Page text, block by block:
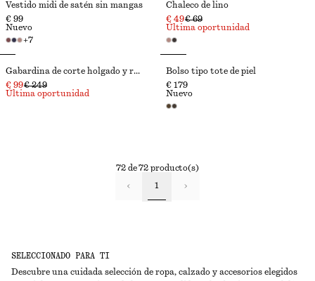
SELECCIONADO PARA TI
Descubre una cuidada selección de ropa, calzado y accesorios elegidos
Vestido midi de satén sin mangas
€ 99
+7
Nuevo
Chaleco de lino
€ 49€ 69
Última oportunidad
Gabardina de corte holgado y raya diplomática
€ 99€ 249
Última oportunidad
Bolso tipo tote de piel
€ 179
Nuevo
72 de 72 producto(s)
1